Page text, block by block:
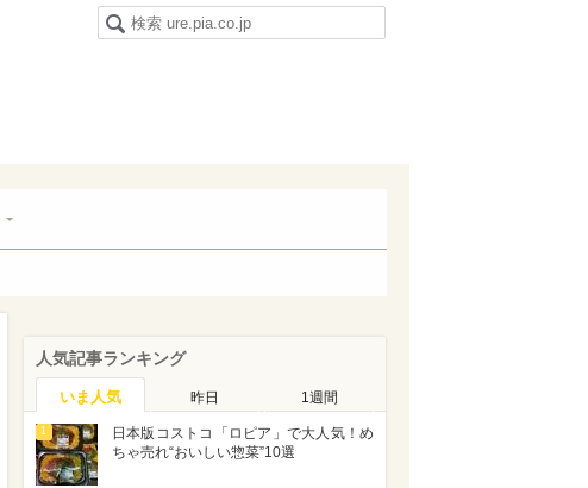
人気記事ランキング
いま人気 昨日 1週間
1
日本版コストコ「ロピア」で大人気！め
ちゃ売れ“おいしい惣菜”10選